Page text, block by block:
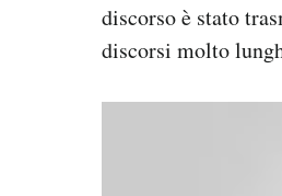
discorso è stato
discorsi molto